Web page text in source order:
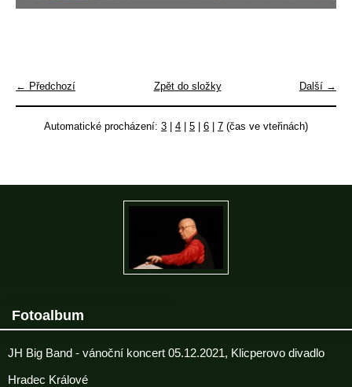
← Předchozí Další →
Zpět do složky
Automatické procházení: 3 4 5 6 7 (čas ve vteřinách)
Fotoalbum
JH Big Band - vánoční koncert 05.12.2021, Klicperovo divadlo
Hradec Králové